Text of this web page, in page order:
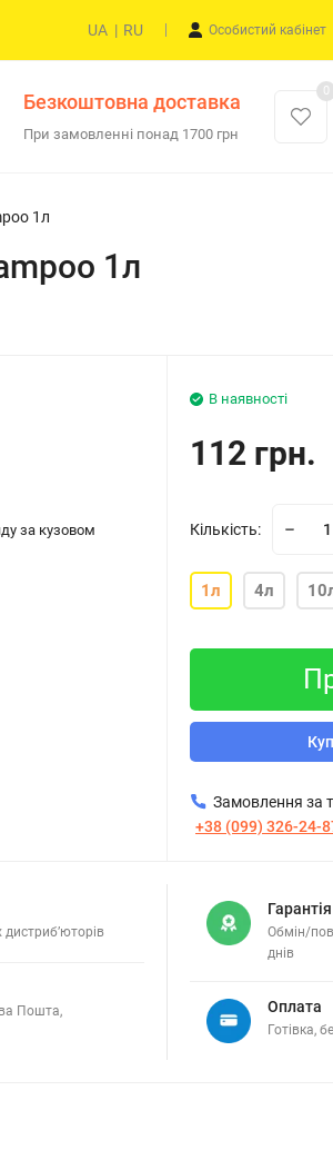
UA | RU Особистий кабінет
Безкоштовна доставка
При замовленні понад 1700 грн
0
1л
1л
за кузовом
В наявності
112 грн.
Кількість:
1л 4л
Замовлення за
+38 (099) 326-24-
дистриб’юторів
Пошта,
Гарантія
Обмін/
днів
Оплата
Готівка,